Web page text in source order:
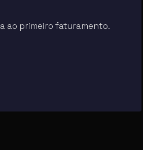
ao primeiro faturamento.